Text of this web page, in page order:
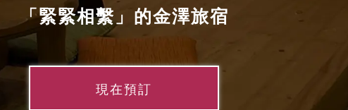
「緊緊相繫」的金澤旅宿
現在預訂